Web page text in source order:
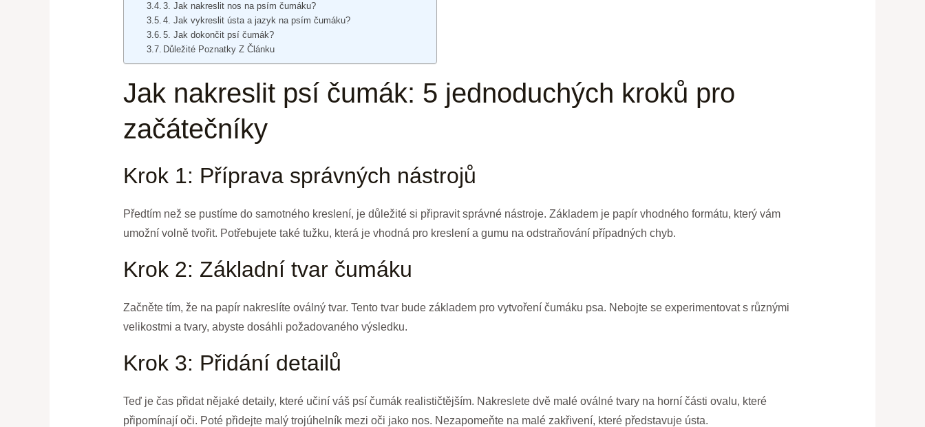
3. Jak nakreslit nos na psím čumáku?
4. Jak vykreslit ústa a jazyk na psím čumáku?
5. Jak dokončit psí čumák?
Důležité Poznatky Z Článku
Jak nakreslit psí čumák: 5 jednoduchých kroků pro
začátečníky
Krok 1: Příprava správných nástrojů
Předtím než se pustíme do samotného kreslení, je důležité si připravit správné nástroje. Základem je papír vhodného formátu, který vám
umožní volně tvořit. Potřebujete také tužku, která je vhodná pro kreslení a gumu na odstraňování případných chyb.
Krok 2: Základní tvar čumáku
Začněte tím, že na papír nakreslíte oválný tvar. Tento tvar bude základem pro vytvoření čumáku psa. Nebojte se experimentovat s různými
velikostmi a tvary, abyste dosáhli požadovaného výsledku.
Krok 3: Přidání detailů
Teď je čas přidat nějaké detaily, které učiní váš psí čumák realističtějším. Nakreslete dvě malé oválné tvary na horní části ovalu, které
připomínají oči. Poté přidejte malý trojúhelník mezi oči jako nos. Nezapomeňte na malé zakřivení, které představuje ústa.